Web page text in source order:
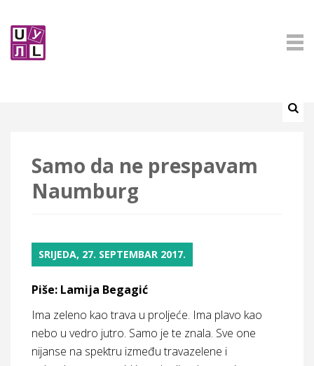
Samo da ne prespavam
Naumburg
SRIJEDA, 27. SEPTEMBAR 2017.
Piše: Lamija Begagić
Ima zeleno kao trava u proljeće. Ima plavo kao
nebo u vedro jutro. Samo je te znala. Sve one
nijanse na spektru između travazelene i